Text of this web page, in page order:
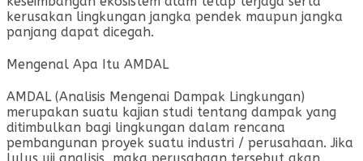
kerusakan lingkungan jangka pendek maupun jangka
panjang dapat dicegah.
Mengenal Apa Itu AMDAL
AMDAL (Analisis Mengenai Dampak Lingkungan)
merupakan suatu kajian studi tentang dampak yang
ditimbulkan bagi lingkungan dalam rencana
pembangunan proyek suatu industri / perusahaan. Jika